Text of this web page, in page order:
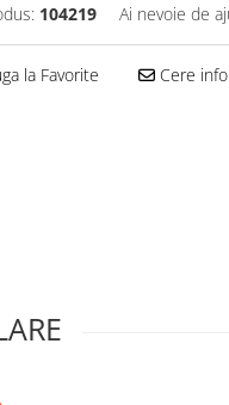
104219 Ai nevoie de
la Favorite Cere